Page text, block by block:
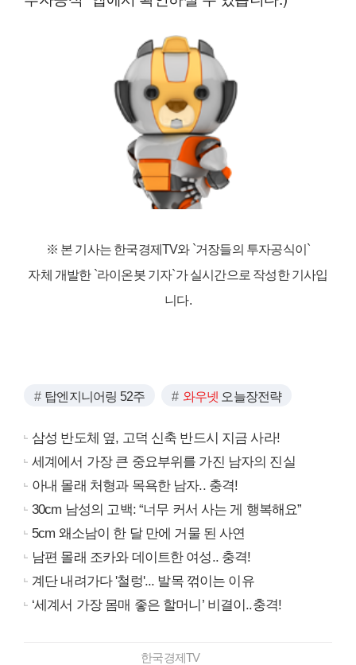
※ 본 기사는 한국경제TV와 `거장들의 투자공식이`
자체 개발한 `라이온봇 기자`가 실시간으로 작성한 기사입
니다.
탑엔지니어링 52주 와우넷 오늘장전략
삼성 반도체 옆, 고덕 신축 반드시 지금 사라!
세계에서 가장 큰 중요부위를 가진 남자의 진실
아내 몰래 처형과 목욕한 남자.. 충격!
30cm 남성의 고백: “너무 커서 사는 게 행복해요”
5cm 왜소남이 한 달 만에 거물 된 사연
남편 몰래 조카와 데이트한 여성.. 충격!
계단 내려가다 '철렁'... 발목 꺾이는 이유
‘세계서 가장 몸매 좋은 할머니’ 비결이..충격!
한국경제TV